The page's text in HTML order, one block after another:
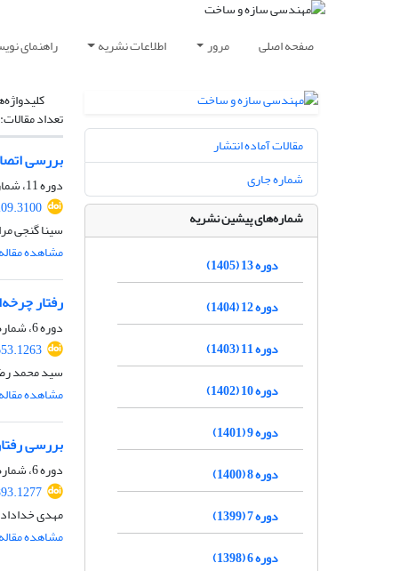
صفحه اصلی مرور اطلاعات نشریه راهنمای
تعداد مقالات:
بررسی اتصال خرجینی گیردار
دوره 11، شماره 1، فروردین 1403، صفحه
سینا گنجی
مشاهده مقاله
رفتار
دوره 6، شماره 1، تابستان 1398، صفحه
سید محمد
مشاهده مقاله
بررسی
دوره 6، شماره 1، تابستان 1398، صفحه
مهدی
مشاهده مقاله
مقالات آماده انتشار
شماره جاری
شماره‌های پیشین نشریه
دوره 13 (1405)
دوره 12 (1404)
دوره 11 (1403)
دوره 10 (1402)
دوره 9 (1401)
دوره 8 (1400)
دوره 7 (1399)
دوره 6 (1398)